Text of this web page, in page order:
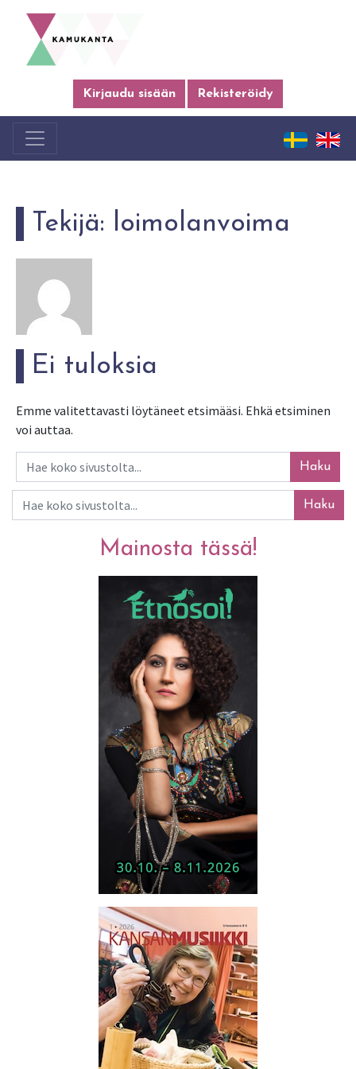
Kirjaudu sisään Rekisteröidy
Tekijä: loimolanvoima
Ei tuloksia
Emme valitettavasti löytäneet etsimääsi. Ehkä etsiminen
voi auttaa.
Haku
Haku
Mainosta tässä!